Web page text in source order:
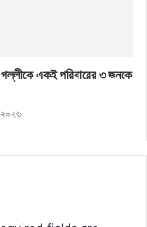
পল্লীকে একই পরিবারের ৩ জনকে